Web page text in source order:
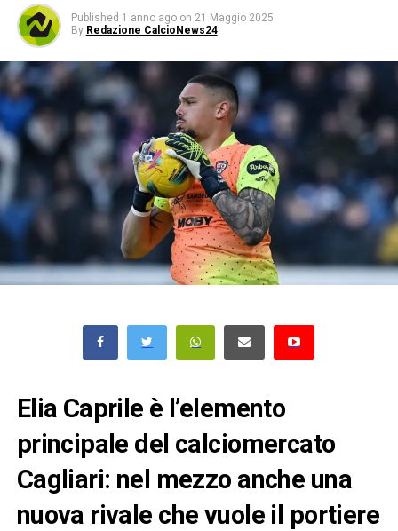
Published 1 anno ago on 21 Maggio 2025
By Redazione CalcioNews24
Elia Caprile è l’elemento
principale del calciomercato
Cagliari: nel mezzo anche una
nuova rivale che vuole il portiere